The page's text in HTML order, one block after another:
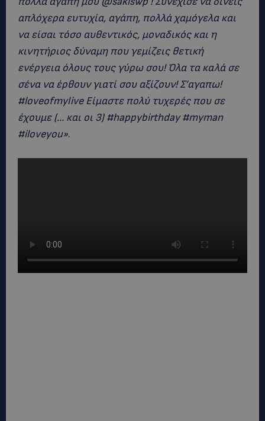
απλόχερα ευτυχία, αγάπη, πολλά χαμόγελα και
να είσαι τόσο αυθεντικός, μοναδικός και η
κινητήριος δύναμη που γεμίζεις θετική
ενέργεια όλους τους γύρω σου! Όλα τα καλά σε
σένα να έρθουν γιατί σου αξίζουν! Σ’αγαπω!
#loveofmylive Είμαστε πολύ τυχερές που σε
έχουμε (… και οι 3) #happybirthday #myman
#iloveyou».